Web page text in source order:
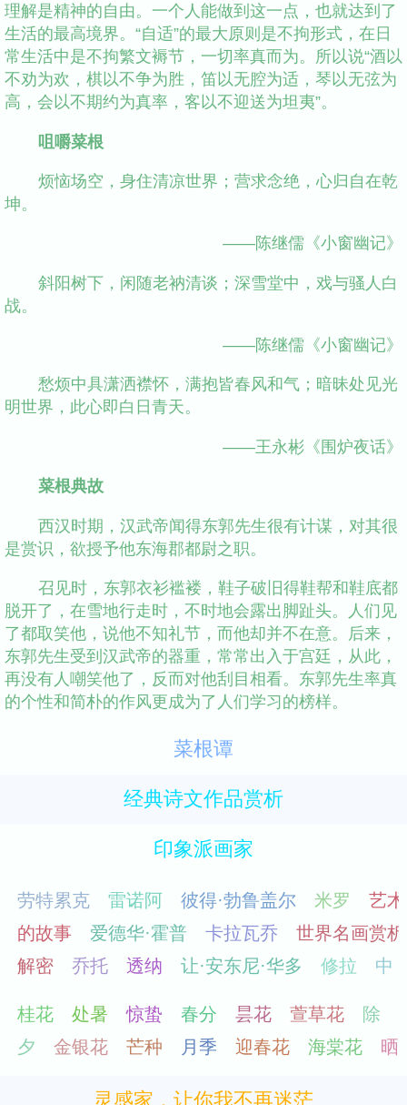
理解是精神的自由。一个人能做到这一点，也就达到了
生活的最高境界。“自适”的最大原则是不拘形式，在日
常生活中是不拘繁文褥节，一切率真而为。所以说“酒以
不劝为欢，棋以不争为胜，笛以无腔为适，琴以无弦为
高，会以不期约为真率，客以不迎送为坦夷”。
咀嚼菜根
烦恼场空，身住清凉世界；营求念绝，心归自在乾
坤。
——陈继儒《小窗幽记》
斜阳树下，闲随老衲清谈；深雪堂中，戏与骚人白
战。
——陈继儒《小窗幽记》
愁烦中具潇洒襟怀，满抱皆春风和气；暗昧处见光
明世界，此心即白日青天。
——王永彬《围炉夜话》
菜根典故
西汉时期，汉武帝闻得东郭先生很有计谋，对其很
是赏识，欲授予他东海郡都尉之职。
召见时，东郭衣衫褴褛，鞋子破旧得鞋帮和鞋底都
脱开了，在雪地行走时，不时地会露出脚趾头。人们见
了都取笑他，说他不知礼节，而他却并不在意。后来，
东郭先生受到汉武帝的器重，常常出入于宫廷，从此，
再没有人嘲笑他了，反而对他刮目相看。东郭先生率真
的个性和简朴的作风更成为了人们学习的榜样。
菜根谭
经典诗文作品赏析
印象派画家
灵感家，让你我不再迷茫